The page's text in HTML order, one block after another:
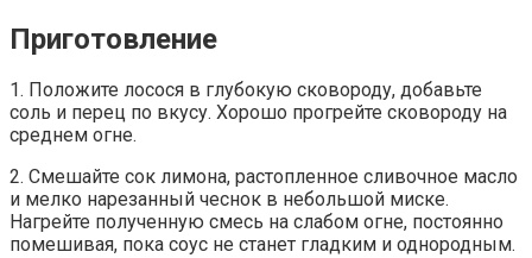
Приготовление
1. Положите лосося в глубокую сковороду, добавьте
соль и перец по вкусу. Хорошо прогрейте сковороду на
среднем огне.
2. Смешайте сок лимона, растопленное сливочное масло
и мелко нарезанный чеснок в небольшой миске.
Нагрейте полученную смесь на слабом огне, постоянно
помешивая, пока соус не станет гладким и однородным.